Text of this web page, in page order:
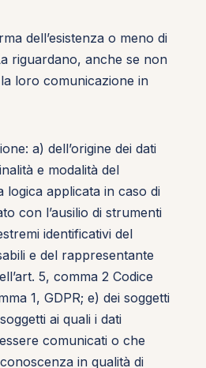
dell’esistenza o meno di
riguardano, anche se non
loro comunicazione in
a) dell’origine dei dati
e modalità del
logica applicata in caso di
con l’ausilio di strumenti
identificativi del
e del rappresentante
5, comma 2 Codice
1, GDPR; e) dei soggetti
ai quali i dati
comunicati o che
in qualità di